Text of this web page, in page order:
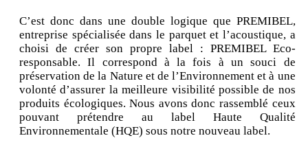
C’est donc dans une double logique que PREMIBEL,
entreprise spécialisée dans le parquet et l’acoustique, a
choisi de créer son propre label : PREMIBEL Eco-
responsable. Il correspond à la fois à un souci de
préservation de la Nature et de l’Environnement et à une
volonté d’assurer la meilleure visibilité possible de nos
produits écologiques. Nous avons donc rassemblé ceux
pouvant prétendre au label Haute Qualité
Environnementale (HQE) sous notre nouveau label.